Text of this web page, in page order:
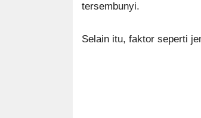
tersembunyi.
Selain itu, faktor seperti